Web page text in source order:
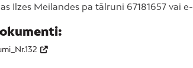
Ilzes Meilandes pa tālruni 67181657 vai